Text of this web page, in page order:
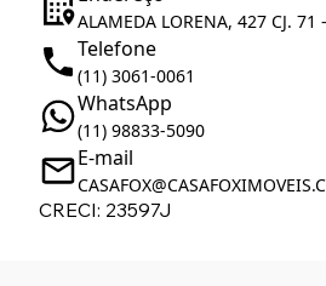
ALAMEDA LORENA, 427 CJ. 71
Telefone
(11) 3061-0061
WhatsApp
(11) 98833-5090
E-mail
CRECI: 23597J